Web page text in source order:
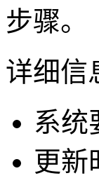
步骤。
详细信
系统
更新